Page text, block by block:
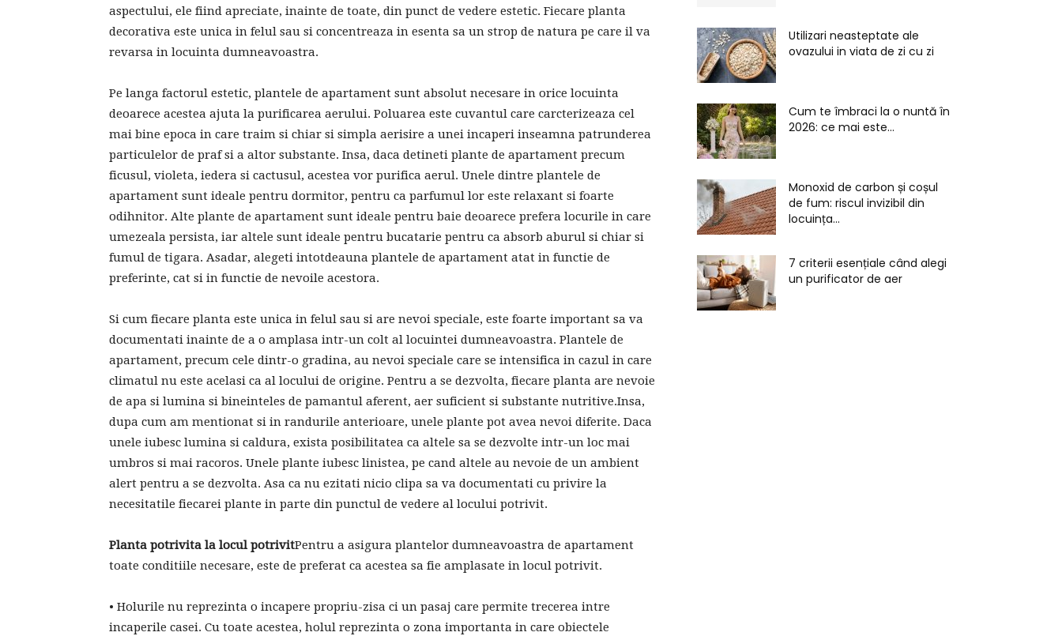
aspectului, ele fiind apreciate, inainte de toate, din punct de vedere estetic. Fiecare planta
decorativa este unica in felul sau si concentreaza in esenta sa un strop de natura pe care il va
revarsa in locuinta dumneavoastra.
Pe langa factorul estetic, plantele de apartament sunt absolut necesare in orice locuinta
deoarece acestea ajuta la purificarea aerului. Poluarea este cuvantul care carcterizeaza cel
mai bine epoca in care traim si chiar si simpla aerisire a unei incaperi inseamna patrunderea
particulelor de praf si a altor substante. Insa, daca detineti plante de apartament precum
ficusul, violeta, iedera si cactusul, acestea vor purifica aerul. Unele dintre plantele de
apartament sunt ideale pentru dormitor, pentru ca parfumul lor este relaxant si foarte
odihnitor. Alte plante de apartament sunt ideale pentru baie deoarece prefera locurile in care
umezeala persista, iar altele sunt ideale pentru bucatarie pentru ca absorb aburul si chiar si
fumul de tigara. Asadar, alegeti intotdeauna plantele de apartament atat in functie de
preferinte, cat si in functie de nevoile acestora.
Si cum fiecare planta este unica in felul sau si are nevoi speciale, este foarte important sa va
documentati inainte de a o amplasa intr-un colt al locuintei dumneavoastra. Plantele de
apartament, precum cele dintr-o gradina, au nevoi speciale care se intensifica in cazul in care
climatul nu este acelasi ca al locului de origine. Pentru a se dezvolta, fiecare planta are nevoie
de apa si lumina si bineinteles de pamantul aferent, aer suficient si substante nutritive.Insa,
dupa cum am mentionat si in randurile anterioare, unele plante pot avea nevoi diferite. Daca
unele iubesc lumina si caldura, exista posibilitatea ca altele sa se dezvolte intr-un loc mai
umbros si mai racoros. Unele plante iubesc linistea, pe cand altele au nevoie de un ambient
alert pentru a se dezvolta. Asa ca nu ezitati nicio clipa sa va documentati cu privire la
necesitatile fiecarei plante in parte din punctul de vedere al locului potrivit.
Planta potrivita la locul potrivitPentru a asigura plantelor dumneavoastra de apartament
toate conditiile necesare, este de preferat ca acestea sa fie amplasate in locul potrivit.
• Holurile nu reprezinta o incapere propriu-zisa ci un pasaj care permite trecerea intre
incaperile casei. Cu toate acestea, holul reprezinta o zona importanta in care obiectele
Utilizari neasteptate ale
ovazului in viata de zi cu zi
Cum te îmbraci la o nuntă în
2026: ce mai este...
Monoxid de carbon și coșul
de fum: riscul invizibil din
locuința...
7 criterii esențiale când alegi
un purificator de aer